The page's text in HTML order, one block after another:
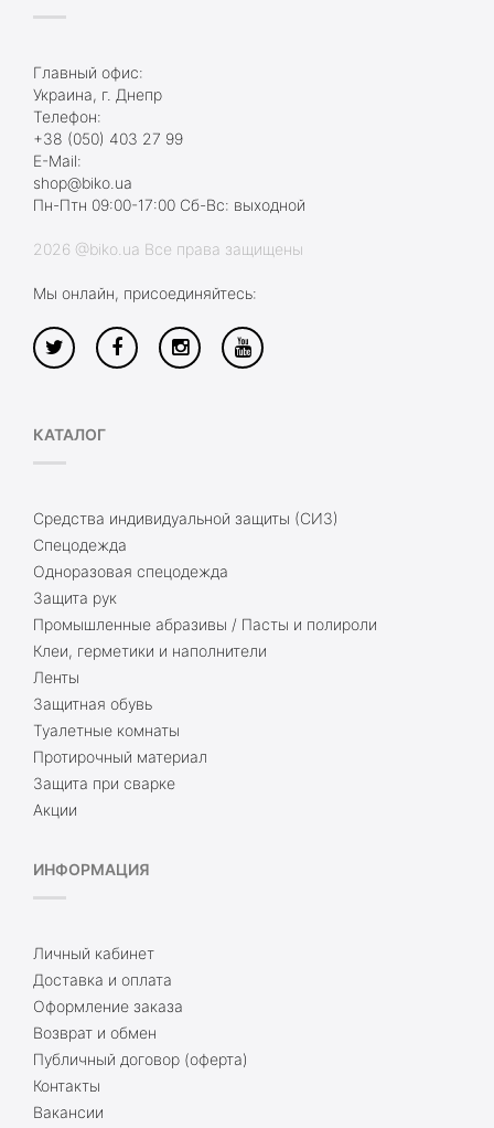
Главный офис:
Украина, г. Днепр
Телефон:
+38 (050) 403 27 99
E-Mail:
shop@biko.ua
Пн-Птн 09:00-17:00 Сб-Вс: выходной
2026 @biko.ua Все права защищены
Мы онлайн, присоединяйтесь:
КАТАЛОГ
Средства индивидуальной защиты (СИЗ)
Спецодежда
Одноразовая спецодежда
Защита рук
Промышленные абразивы / Пасты и полироли
Клеи, герметики и наполнители
Ленты
Защитная обувь
Туалетные комнаты
Протирочный материал
Защита при сварке
Акции
ИНФОРМАЦИЯ
Личный кабинет
Доставка и оплата
Оформление заказа
Возврат и обмен
Публичный договор (оферта)
Контакты
Вакансии